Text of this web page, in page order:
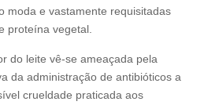
moda e vastamente requisitadas
proteína vegetal.
do leite vê-se ameaçada pela
da administração de antibióticos a
crueldade praticada aos